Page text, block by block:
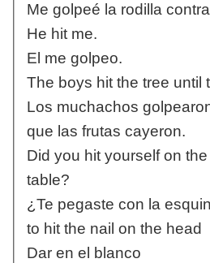
Me golpeé la rodilla
He hit me.
El me golpeo.
The boys hit the tree until
Los muchachos
que las frutas cayeron.
Did you hit yourself on
table?
¿Te pegaste con la
to hit the nail on the head
Dar en el blanco